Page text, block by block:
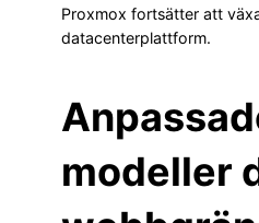
Proxmox fortsätter att
datacenterplattform.
modeller